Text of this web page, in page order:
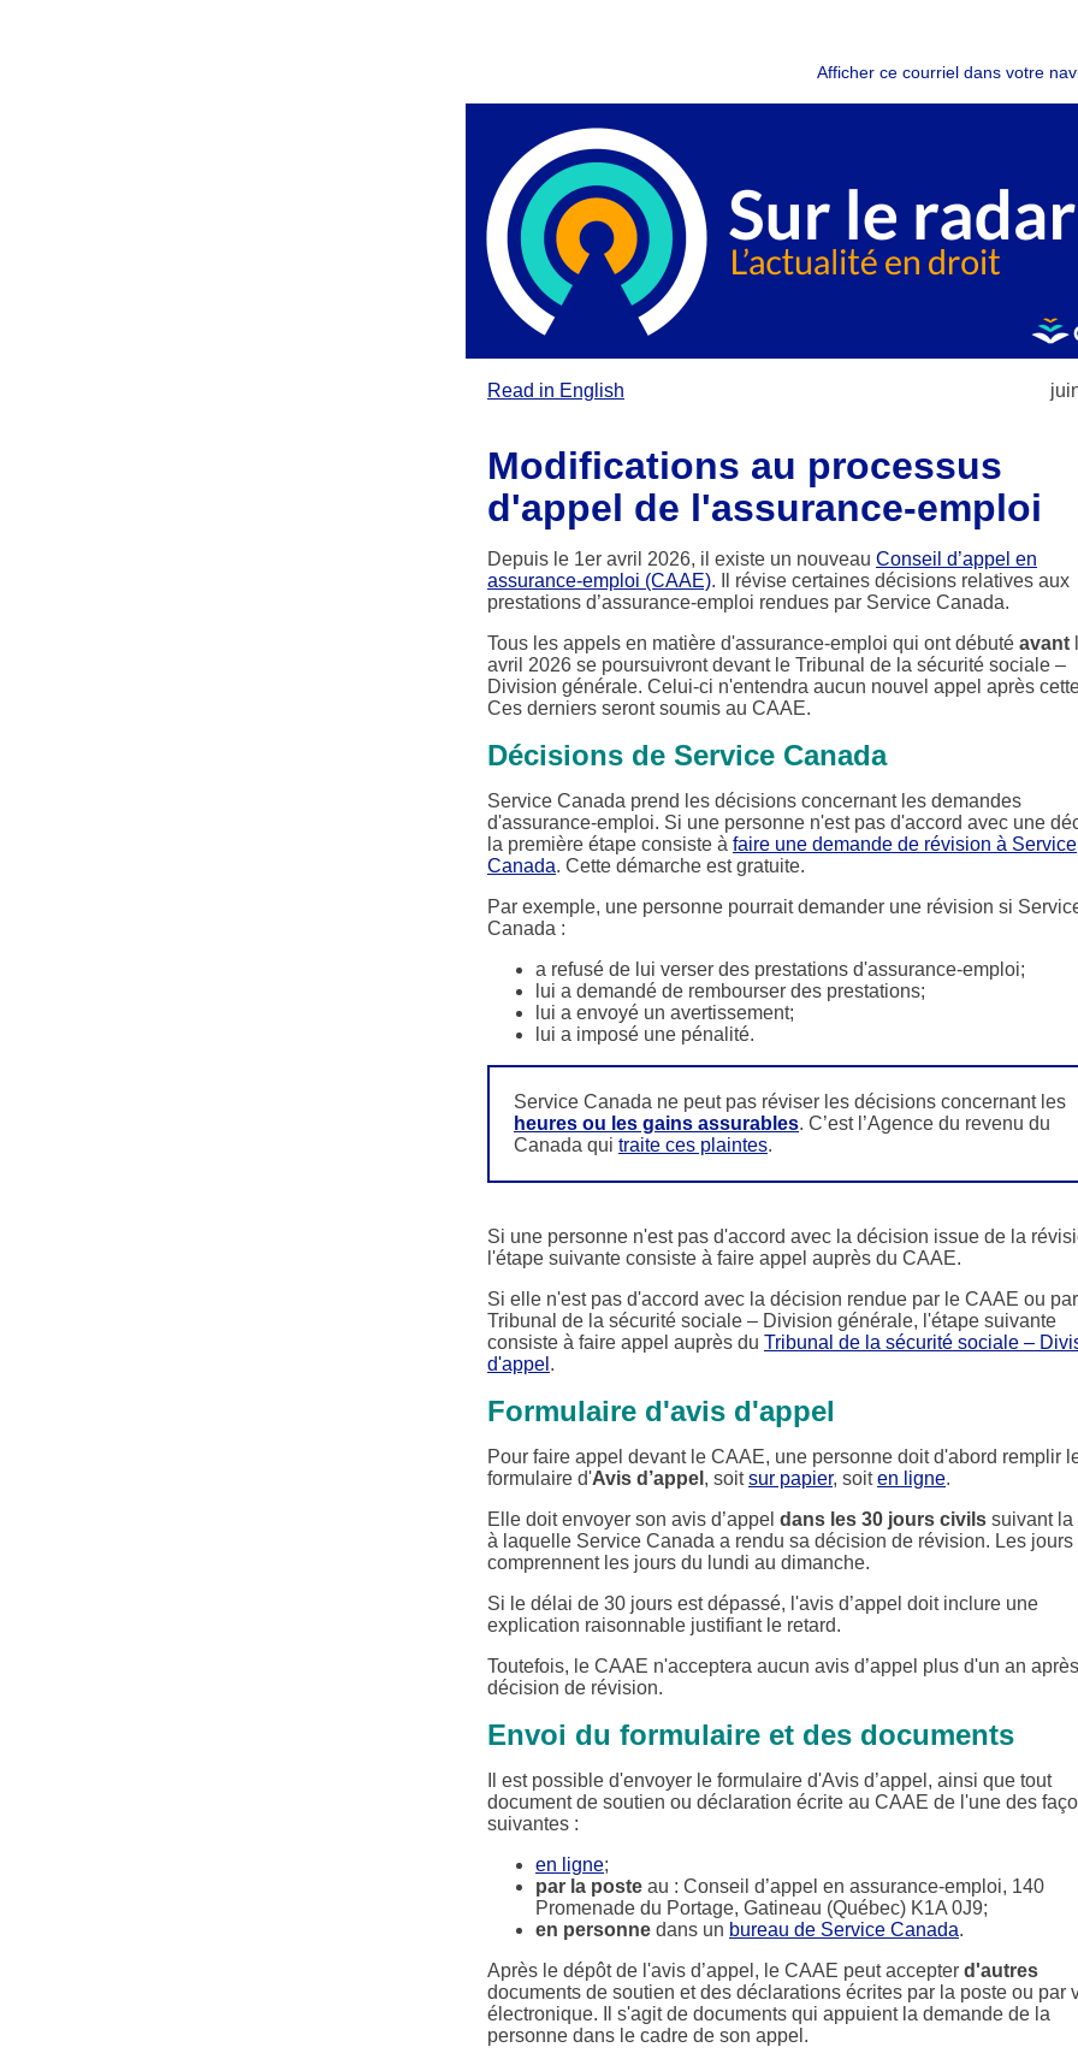
Afficher ce courriel dans votre
Read in English
Modifications au processus
d'appel de l'assurance-emploi
Depuis le 1er avril 2026, il existe un nouveau Conseil d’appel en
assurance-emploi (CAAE). Il révise certaines décisions relatives aux
prestations d’assurance-emploi rendues par Service Canada.
Tous les appels en matière d'assurance-emploi qui ont débuté avant
avril 2026 se poursuivront devant le Tribunal de la sécurité sociale –
Division générale. Celui-ci n'entendra aucun nouvel appel après
Ces derniers seront soumis au CAAE.
Décisions de Service Canada
Service Canada prend les décisions concernant les demandes
d'assurance-emploi. Si une personne n'est pas d'accord avec une
la première étape consiste à faire une demande de révision à Service
Canada. Cette démarche est gratuite.
Par exemple, une personne pourrait demander une révision si
Canada :
a refusé de lui verser des prestations d'assurance-emploi;
lui a demandé de rembourser des prestations;
lui a envoyé un avertissement;
lui a imposé une pénalité.
Service Canada ne peut pas réviser les décisions concernant les
heures ou les gains assurables. C’est l’Agence du revenu du
Canada qui traite ces plaintes.
Si une personne n'est pas d'accord avec la décision issue de la
l'étape suivante consiste à faire appel auprès du CAAE.
Si elle n'est pas d'accord avec la décision rendue par le CAAE ou
Tribunal de la sécurité sociale – Division générale, l'étape suivante
consiste à faire appel auprès du Tribunal de la sécurité sociale –
d'appel .
Formulaire d'avis d'appel
Pour faire appel devant le CAAE, une personne doit d'abord remplir
formulaire d'Avis d’appel , soitsur papier, soiten ligne.
Elle doit envoyer son avis d’appel dans les 30 jours civils suivant la
à laquelle Service Canada a rendu sa décision de révision. Les
comprennent les jours du lundi au dimanche.
Si le délai de 30 jours est dépassé, l'avis d’appel doit inclure une
explication raisonnable justifiant le retard.
Toutefois, le CAAE n'acceptera aucun avis d’appel plus d'un an
décision de révision.
Envoi du formulaire et des documents
Il est possible d'envoyer le formulaire d'Avis d’appel, ainsi que tout
document de soutien ou déclaration écrite au CAAE de l'une des
suivantes :
en ligne;
par la poste au : Conseil d’appel en assurance-emploi, 140
Promenade du Portage, Gatineau (Québec) K1A 0J9;
en personne dans un bureau de Service Canada.
Après le dépôt de l'avis d’appel, le CAAE peut accepter d'autres
documents de soutien et des déclarations écrites par la poste ou par
électronique. Il s'agit de documents qui appuient la demande de la
personne dans le cadre de son appel.